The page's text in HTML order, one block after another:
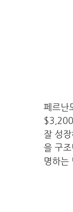
페르난
$3,200
잘 성
을 구
명하는